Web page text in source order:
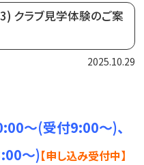
クラブ見学体験のご案
2025.10.29
～(受付9:00～)、
～)【申し込み受付中】